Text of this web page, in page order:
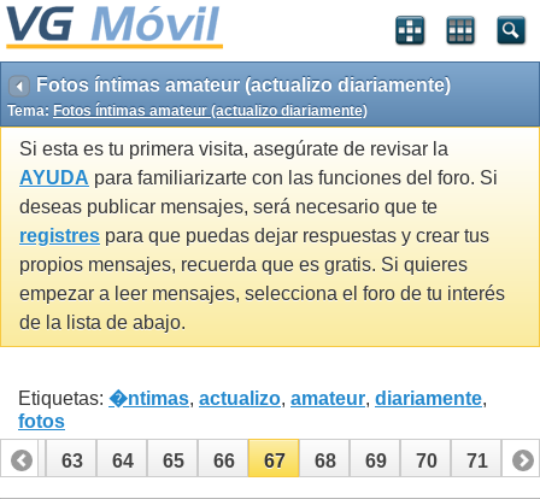
Fotos íntimas amateur (actualizo diariamente)
Tema: Fotos íntimas amateur (actualizo diariamente)
Si esta es tu primera visita, asegúrate de revisar la
AYUDA para familiarizarte con las funciones del foro. Si
deseas publicar mensajes, será necesario que te
registres para que puedas dejar respuestas y crear tus
propios mensajes, recuerda que es gratis. Si quieres
empezar a leer mensajes, selecciona el foro de tu interés
de la lista de abajo.
Etiquetas: �ntimas, actualizo, amateur, diariamente,
fotos
62
63 64 65 66 67 68 69 70 71